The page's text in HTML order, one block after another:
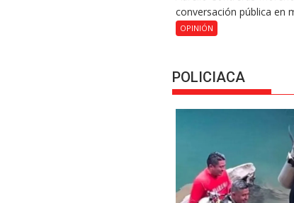
conversación pública en
OPINIÓN
POLICIACA